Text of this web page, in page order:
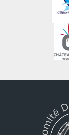
10 OCTOBRE
Remise des
2026 Maison des
CHATEAUROUX
25 OCTOBRE